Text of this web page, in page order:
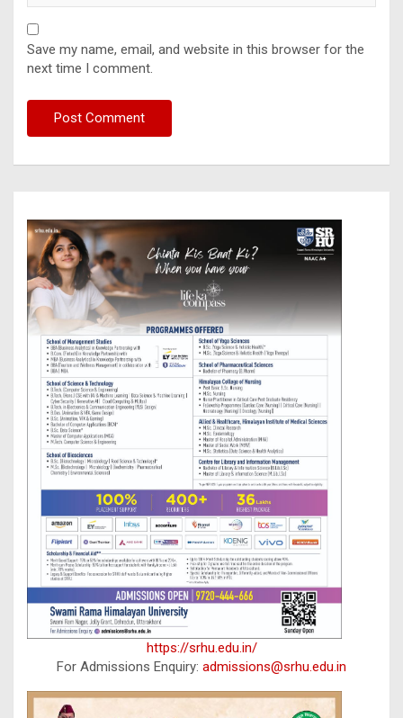
Save my name, email, and website in this browser for the
next time I comment.
https://srhu.edu.in/
For Admissions Enquiry: admissions@srhu.edu.in